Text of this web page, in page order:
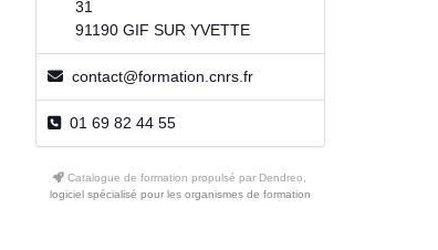
31
91190 GIF SUR YVETTE
contact@formation.cnrs.fr
01 69 82 44 55
Catalogue de formation propulsé par Dendreo,
logiciel spécialisé pour les organismes de formation